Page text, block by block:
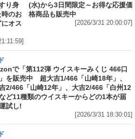
り身
のお
オス
(水)から3日間限定～お得な応援価
格商品も販売中
[2026/3/31 20:00:07]
で「第112弾 ウイスキーみくじ 466口
を販売中 超大吉1/466「山崎18年」、
2/466「山崎12年」、大吉2/466「白州12
ど11種類のウイスキーからどの1本が届
試し!
[2026/3/31 18:30:01]